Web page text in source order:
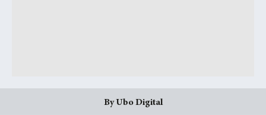
By Ubo Digital